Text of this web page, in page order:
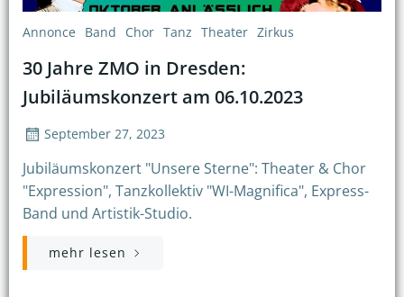
Annonce Band Chor Tanz Theater Zirkus
30 Jahre ZMO in Dresden:
Jubiläumskonzert am 06.10.2023
September 27, 2023
Jubiläumskonzert "Unsere Sterne": Theater & Chor
"Expression", Tanzkollektiv "WI-Magnifica", Express-
Band und Artistik-Studio.
mehr lesen